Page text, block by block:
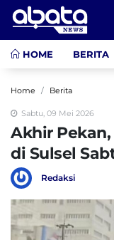
HOME BERITA
Home Berita
Sabtu, 09 Mei 2026
Akhir
di Sulsel
Redaksi